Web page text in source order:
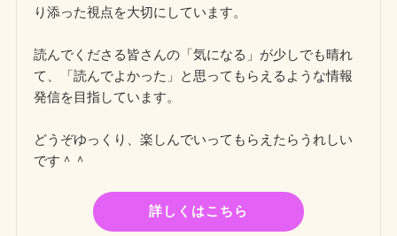
り添った視点を大切にしています。
読んでくださる皆さんの「気になる」が少しでも晴れ
て、「読んでよかった」と思ってもらえるような情報
発信を目指しています。
どうぞゆっくり、楽しんでいってもらえたらうれしい
です＾＾
詳しくはこちら